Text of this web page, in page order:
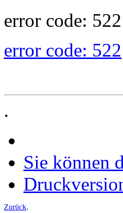
error code: 522
error code: 522
.
Sie können
Zurück.